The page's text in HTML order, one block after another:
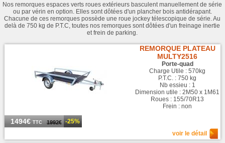
Nos remorques espaces verts roues extérieurs basculent manuellement de série
ou par vérin en option. Elles sont dôtées d'un plancher bois antidérapant.
Chacune de ces remorques possède une roue jockey télescopique de série. Au
delà de 750 kg de P.T.C, toutes nos remorques sont dôtées d'un freinage inertie
et frein de parking.
1494€TTC 1992€ -25%
REMORQUE PLATEAU
MULTY2516
Porte-quad
Charge Utile : 570kg
P.T.C. : 750 kg
Nb essieu : 1
Dimension utile : 2M50 x 1M61
Roues : 155/70R13
Frein : non
voir le détail